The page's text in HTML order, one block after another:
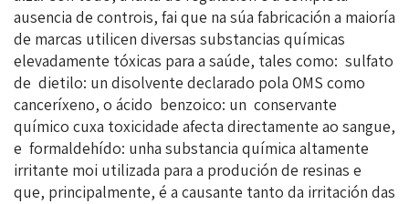
ausencia de controis, fai que na súa fabricación a maioría
de marcas utilicen diversas substancias químicas
elevadamente tóxicas para a saúde, tales como: sulfato
de dietilo: un disolvente declarado pola OMS como
canceríxeno, o ácido benzoico: un conservante
químico cuxa toxicidade afecta directamente ao sangue,
e formaldehído: unha substancia química altamente
irritante moi utilizada para a produción de resinas e
que, principalmente, é a causante tanto da irritación das